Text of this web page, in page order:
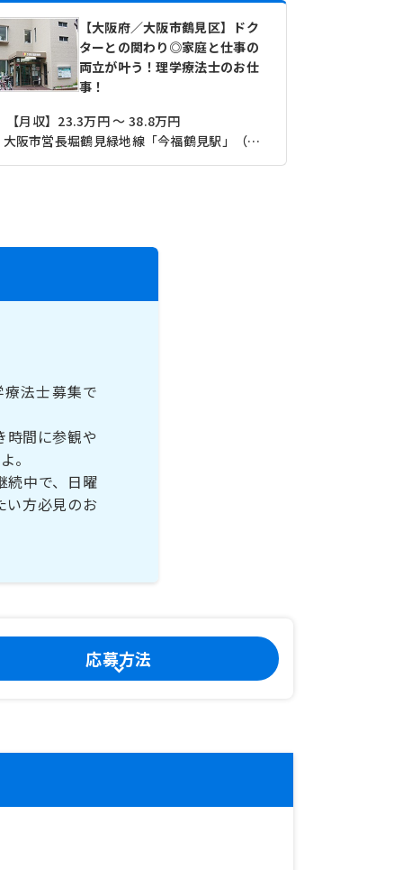
【大阪府／大阪市鶴見区】ドク
ターとの関わり◎家庭と仕事の
両立が叶う！理学療法士のお仕
事！
【月収】23.3万円 ～ 38.8万円
大阪市営長堀鶴見緑地線「今福鶴見駅」（徒歩4分）
法士募集で
時間に参観や
。
続中で、日曜
い方必見のお
応募方法